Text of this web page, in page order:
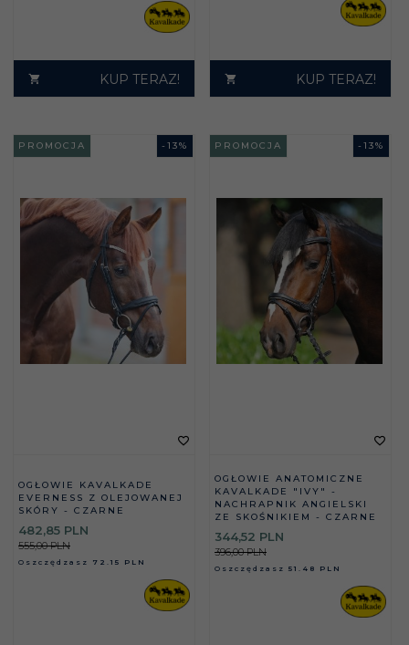
KUP TERAZ! KUP TERAZ!
- 13%
PROMOCJA
OGŁOWIE KAVALKADE
EVERNESS Z OLEJOWANEJ
SKÓRY - CZARNE
482,85 PLN
555,00 PLN
Oszczędzasz 72.15 PLN
- 13%
PROMOCJA
OGŁOWIE ANATOMICZNE
KAVALKADE "IVY" -
NACHRAPNIK ANGIELSKI
ZE SKOŚNIKIEM - CZARNE
344,52 PLN
396,00 PLN
Oszczędzasz 51.48 PLN